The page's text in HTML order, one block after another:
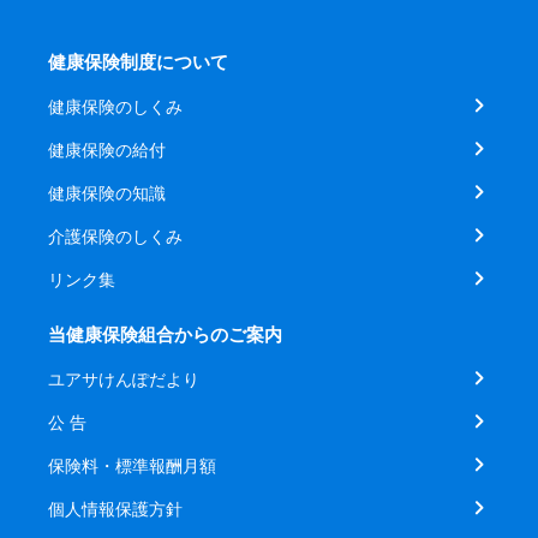
健康保険制度について
健康保険のしくみ
健康保険の給付
健康保険の知識
介護保険のしくみ
リンク集
当健康保険組合からのご案内
ユアサけんぽだより
公 告
保険料・標準報酬月額
個人情報保護方針